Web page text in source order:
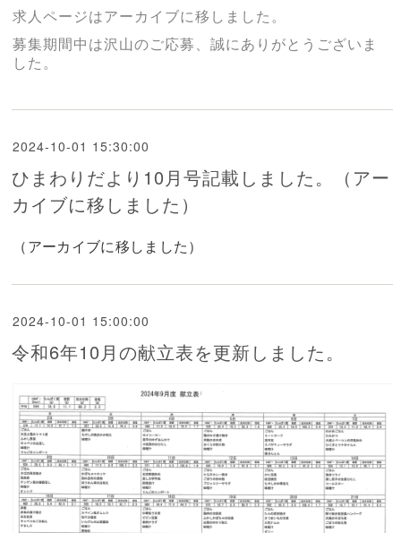
求人ページはアーカイブに移しました。
募集期間中は沢山のご応募、誠にありがとうございま
した。
2024-10-01 15:30:00
ひまわりだより10月号記載しました。（アー
カイブに移しました）
（アーカイブに移しました）
2024-10-01 15:00:00
令和6年10月の献立表を更新しました。